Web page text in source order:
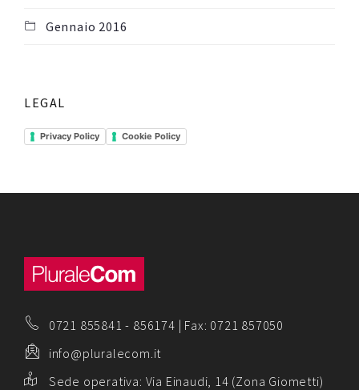
Gennaio 2016
LEGAL
Privacy Policy Cookie Policy
0721 855841 - 856174 | Fax: 0721 857050
info@pluralecom.it
Sede operativa: Via Einaudi, 14 (Zona Giometti)